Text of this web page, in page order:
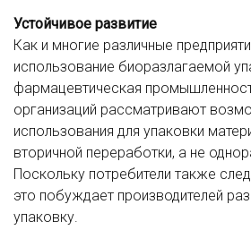
Устойчивое развитие
Как и многие различные
использование биоразлагаемой
фармацевтическая
организаций рассматривают
использования для упаковки
вторичной переработки, а не
Поскольку потребители также
это побуждает производителей
упаковку.